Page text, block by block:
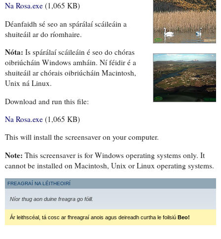
Na Rosa.exe (1,065 KB)
Déanfaidh sé seo an spárálaí scáileáin a
shuiteáil ar do ríomhaire.
Nóta: Is spárálaí scáileáin é seo do chóras
oibriúcháin Windows amháin. Ní féidir é a
shuiteáil ar chórais oibriúcháin Macintosh,
Unix ná Linux.
Download and run this file:
Na Rosa.exe (1,065 KB)
This will install the screensaver on your computer.
Note: This screensaver is for Windows operating systems only. It
cannot be installed on Macintosh, Unix or Linux operating systems.
FREAGRAÍ NA LÉITHEOIRÍ